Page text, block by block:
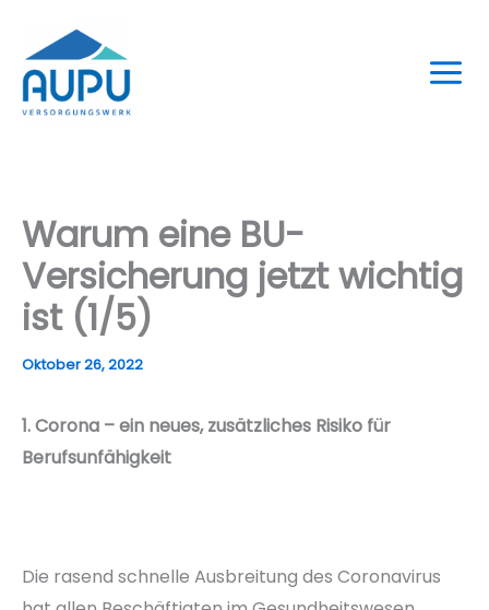
Inhalt
springen
Warum eine BU-
Versicherung jetzt wichtig
ist (1/5)
Oktober 26, 2022
1. Corona – ein neues, zusätzliches Risiko für
Berufsunfähigkeit
Die rasend schnelle Ausbreitung des Coronavirus